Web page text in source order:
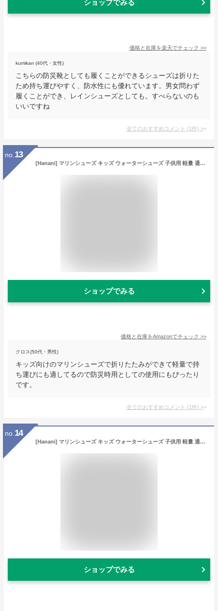
ショップでみる
価格と在庫を楽天でチェック >>
kumikan (40代・女性)
こちらの防災靴としても履くことができるシューズは折りた
ため持ち運びやすく、防水性にも優れています。男女問わず
履くことができ、レインシューズとしても。すべらないのも
いいですね
全てのおすすめコメント (1件) >
no. 13
[Hanani] マリンシューズ キッズ ウォーターシューズ 子供用 軽量 通気 速乾 アクアシューズ ビーチサンダル シュノーケリング 水用靴 携帯便利 ベビーシューズ
ショップでみる
価格と在庫をAmazonでチェック >>
クロス(50代・男性)
キッズ向けのマリンシューズで折りたたみができて軽量で持
ち運びにも適してるので防災時用としての使用にもぴったり
です。
全てのおすすめコメント (1件) >
no. 14
[Hanani] マリンシューズ キッズ ウォーターシューズ 子供用 軽量 通気 速乾 アクアシューズ ビーチサンダル シュノーケリング 水用靴 携帯便利 ベビーシューズ
ショップでみる